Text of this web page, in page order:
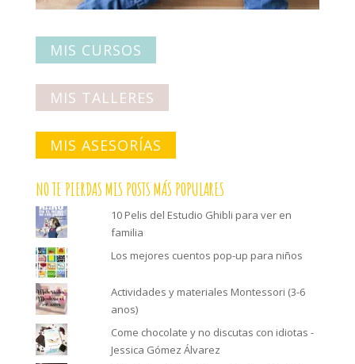
MIS CURSOS
MIS TALLERES
MIS ASESORÍAS
NO TE PIERDAS MIS POSTS MÁS POPULARES
10 Pelis del Estudio Ghibli para ver en
familia
Los mejores cuentos pop-up para niños
Actividades y materiales Montessori (3-6
anos)
Come chocolate y no discutas con idiotas -
Jessica Gómez Álvarez